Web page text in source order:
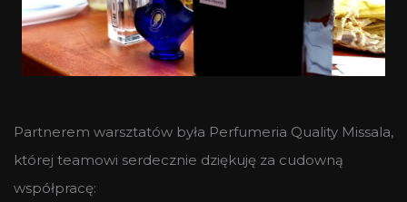
Partnerem warsztatów była Perfumeria Quality Missala,
której teamowi serdecznie dziękuję za cudowną
współpracę: